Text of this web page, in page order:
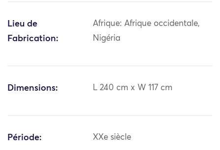
Lieu de
Fabrication:
Afrique: Afrique occidentale,
Nigéria
Dimensions: L 240 cm x W 117 cm
Période: XXe siècle